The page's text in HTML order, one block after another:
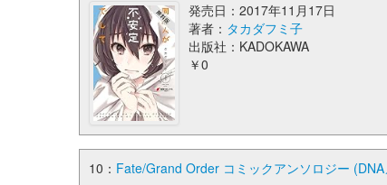
発売日：2017年11月17日
著者： タカダフミ子
出版社：KADOKAWA
￥0
10： Fate/Grand Order コミックアンソロジー